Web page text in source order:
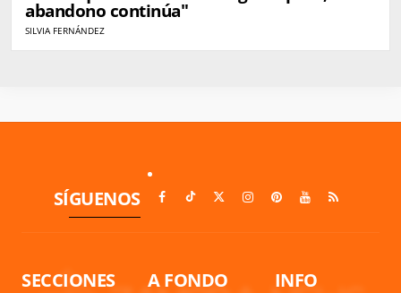
abandono continúa"
SILVIA FERNÁNDEZ
SÍGUENOS
SECCIONES A FONDO INFO